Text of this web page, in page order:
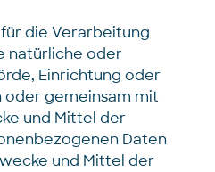
die Verarbeitung
natürliche oder
Einrichtung oder
oder gemeinsam mit
und Mittel der
Daten
und Mittel der